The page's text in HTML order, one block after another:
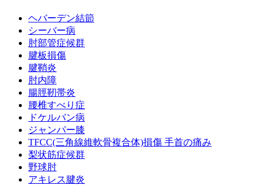
ヘバーデン結節
シーバー病
肘部管症候群
腱板損傷
腱鞘炎
肘内障
腸脛靭帯炎
腰椎すべり症
ドケルバン病
ジャンパー膝
TFCC(三角線維軟骨複合体)損傷 手首の痛み
梨状筋症候群
野球肘
アキレス腱炎